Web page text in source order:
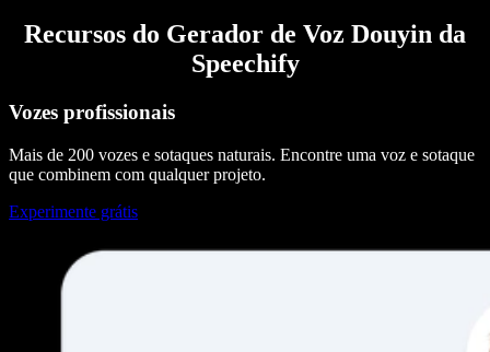
Recursos do Gerador de Voz Douyin da
Speechify
Vozes profissionais
Mais de 200 vozes e sotaques naturais. Encontre uma voz e sotaque
que combinem com qualquer projeto.
Experimente grátis